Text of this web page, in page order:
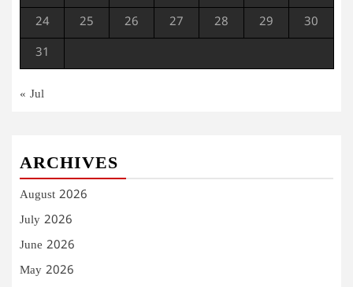
24 25 26 27 28 29 30
31
« Jul
ARCHIVES
August 2026
July 2026
June 2026
May 2026